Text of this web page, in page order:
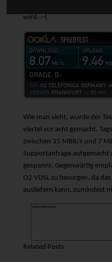
wird. :-(
Wie man sieht, wurde der
viertel vor acht gemacht.
zwischen 35 MBit/s und 7
Supportanfrage
gespannt. Gegenwärtig
O2 VDSL zu besorgen, da
ausliefern kann, zumindest
Advertisement
Related Posts